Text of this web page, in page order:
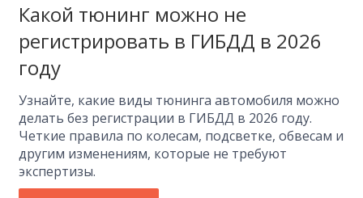
Какой тюнинг можно не
регистрировать в ГИБДД в 2026
году
Узнайте, какие виды тюнинга автомобиля можно
делать без регистрации в ГИБДД в 2026 году.
Четкие правила по колесам, подсветке, обвесам и
другим изменениям, которые не требуют
экспертизы.